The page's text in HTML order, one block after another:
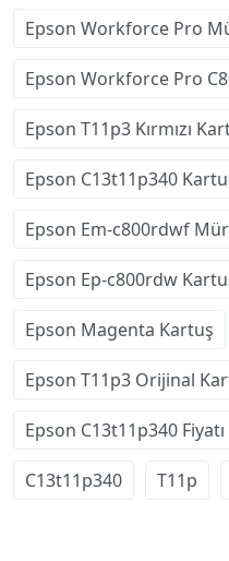
Epson Workforce Pro
Epson Workforce Pro
Epson T11p3 Kırmızı
Epson C13t11p340
Epson Em-c800rdwf
Epson Ep-c800rdw
Epson Magenta Kartuş
Epson T11p3 Orijinal
Epson C13t11p340 Fiyatı
C13t11p340 T11p